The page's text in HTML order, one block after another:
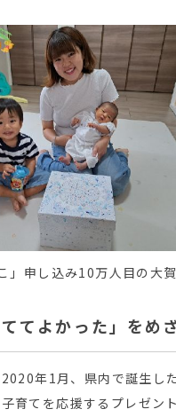
」申し込み10万人目の大
ててよかった」をめ
2020年1月、県内で誕生し
育てを応援するプレゼン